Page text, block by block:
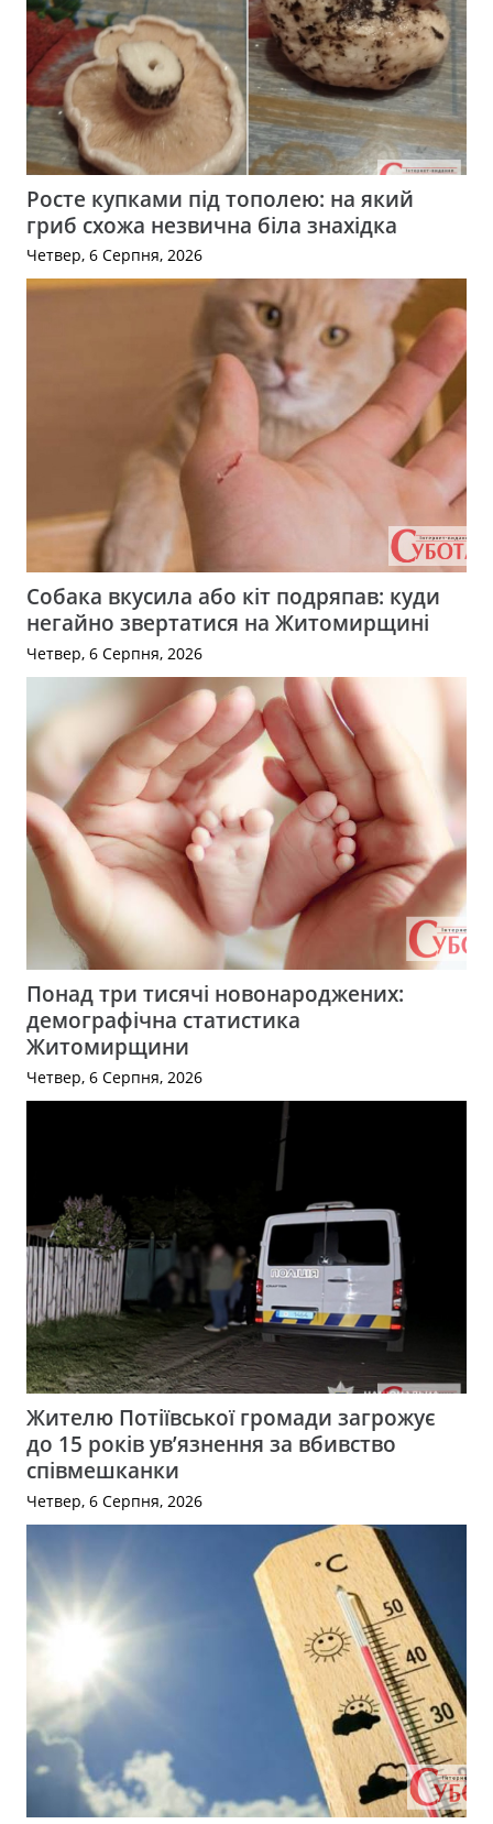
Росте купками під тополею: на який
гриб схожа незвична біла знахідка
Четвер, 6 Серпня, 2026
Собака вкусила або кіт подряпав: куди
негайно звертатися на Житомирщині
Четвер, 6 Серпня, 2026
Понад три тисячі новонароджених:
демографічна статистика
Житомирщини
Четвер, 6 Серпня, 2026
Жителю Потіївської громади загрожує
до 15 років ув’язнення за вбивство
співмешканки
Четвер, 6 Серпня, 2026